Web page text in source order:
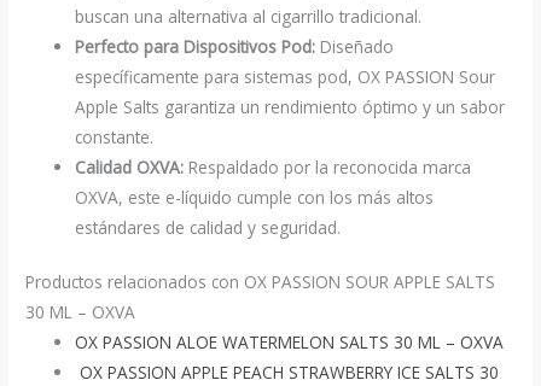
buscan una alternativa al cigarrillo tradicional.
Perfecto para Dispositivos Pod: Diseñado
específicamente para sistemas pod, OX PASSION Sour
Apple Salts garantiza un rendimiento óptimo y un sabor
constante.
Calidad OXVA: Respaldado por la reconocida marca
OXVA, este e-líquido cumple con los más altos
estándares de calidad y seguridad.
Productos relacionados con OX PASSION SOUR APPLE SALTS
30 ML – OXVA
OX PASSION ALOE WATERMELON SALTS 30 ML – OXVA
OX PASSION APPLE PEACH STRAWBERRY ICE SALTS 30